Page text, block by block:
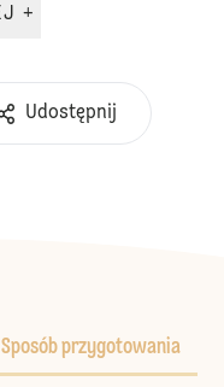
POKAŻ WIĘCEJ +
Udostępnij
Sposób przygotowania